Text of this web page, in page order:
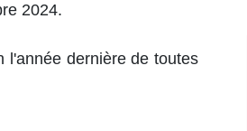
2024.
l'année dernière de toutes